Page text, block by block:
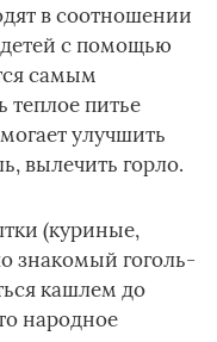
в соотношении
детей с помощью
самым
теплое питье
улучшить
вылечить горло.
(куриные,
знакомый гоголь-
кашлем до
народное